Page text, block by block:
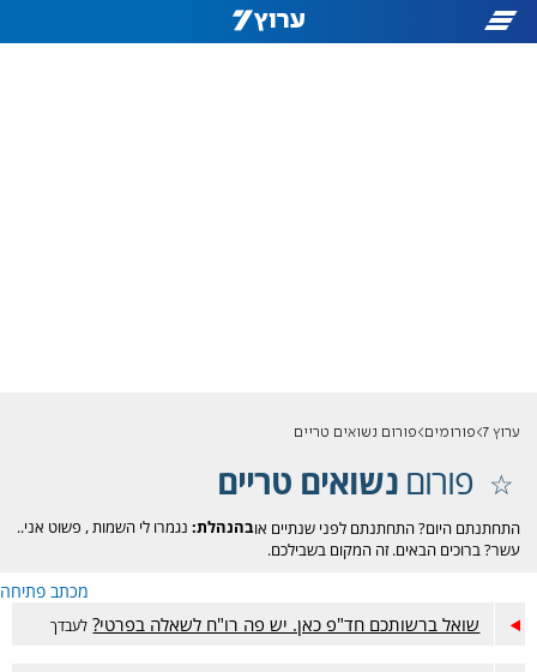
ערוץ 7 פורומים פורום נשואים טריים
פורוםנשואים טריים
בהנהלת: נגמרו לי השמות, פשוט אני..
התחתנתם היום? התחתנתם לפני שנתיים או
עשר? ברוכים הבאים. זה המקום בשבילכם.
מכתב פתיחה
שואל ברשותכם חד"פ כאן. יש פה רו"ח לשאלה בפרטי? לעבדך